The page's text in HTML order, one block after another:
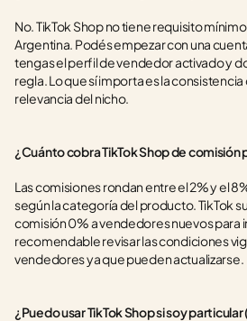
No. TikTok Shop no tiene requisito
Argentina. Podés empezar con una
tengas el perfil de vendedor activado y
regla. Lo que sí importa es la
relevancia del nicho.
¿Cuánto cobra TikTok Shop de comisión
Las comisiones rondan entre el 2% y el
según la categoría del producto. TikTok
comisión 0% a vendedores nuevos para
recomendable revisar las condiciones
vendedores ya que pueden actualizarse.
¿Puedo usar TikTok Shop si soy